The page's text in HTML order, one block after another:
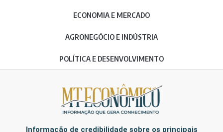
ECONOMIA E MERCADO
AGRONEGÓCIO E INDÚSTRIA
POLÍTICA E DESENVOLVIMENTO
Informação de credibilidade sobre os principais